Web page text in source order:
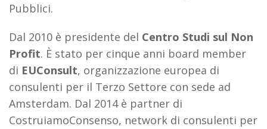
Pubblici.
Dal 2010 è presidente del Centro Studi sul Non
Profit. È stato per cinque anni board member
di EUConsult, organizzazione europea di
consulenti per il Terzo Settore con sede ad
Amsterdam. Dal 2014 è partner di
CostruiamoConsenso, network di consulenti per